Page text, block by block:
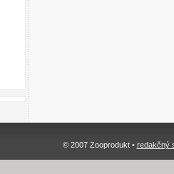
© 2007 Zooprodukt • redakčný